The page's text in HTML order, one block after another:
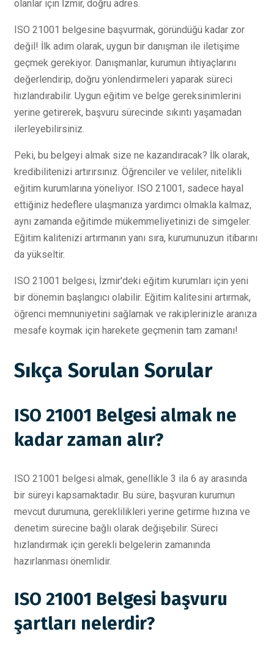
olanlar için İzmir, doğru adres.
ISO 21001 belgesine başvurmak, göründüğü kadar zor
değil! İlk adım olarak, uygun bir danışman ile iletişime
geçmek gerekiyor. Danışmanlar, kurumun ihtiyaçlarını
değerlendirip, doğru yönlendirmeleri yaparak süreci
hızlandırabilir. Uygun eğitim ve belge gereksinimlerini
yerine getirerek, başvuru sürecinde sıkıntı yaşamadan
ilerleyebilirsiniz.
Peki, bu belgeyi almak size ne kazandıracak? İlk olarak,
kredibilitenizi artırırsınız. Öğrenciler ve veliler, nitelikli
eğitim kurumlarına yöneliyor. ISO 21001, sadece hayal
ettiğiniz hedeflere ulaşmanıza yardımcı olmakla kalmaz,
aynı zamanda eğitimde mükemmeliyetinizi de simgeler.
Eğitim kalitenizi artırmanın yanı sıra, kurumunuzun itibarını
da yükseltir.
ISO 21001 belgesi, İzmir'deki eğitim kurumları için yeni
bir dönemin başlangıcı olabilir. Eğitim kalitesini artırmak,
öğrenci memnuniyetini sağlamak ve rakiplerinizle aranıza
mesafe koymak için harekete geçmenin tam zamanı!
Sıkça Sorulan Sorular
ISO 21001 Belgesi almak ne
kadar zaman alır?
ISO 21001 belgesi almak, genellikle 3 ila 6 ay arasında
bir süreyi kapsamaktadır. Bu süre, başvuran kurumun
mevcut durumuna, gereklilikleri yerine getirme hızına ve
denetim sürecine bağlı olarak değişebilir. Süreci
hızlandırmak için gerekli belgelerin zamanında
hazırlanması önemlidir.
ISO 21001 Belgesi başvuru
şartları nelerdir?